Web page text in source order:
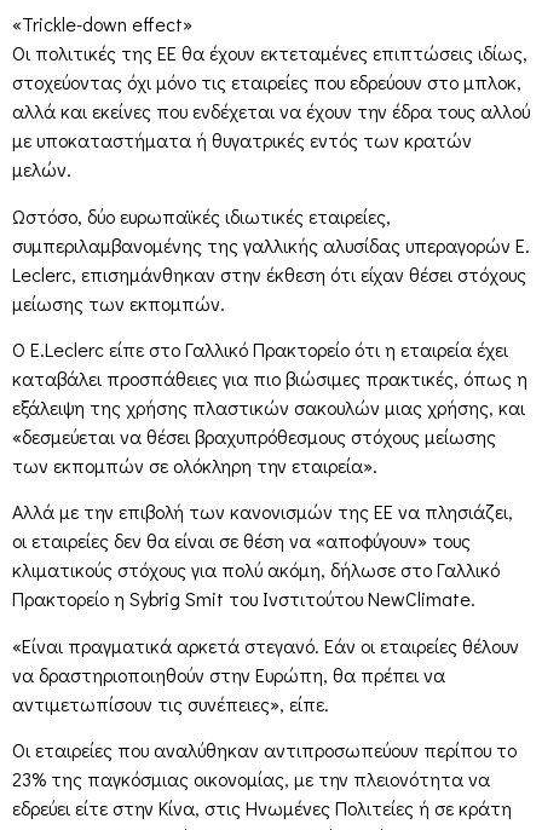
«Trickle-down effect»
Οι πολιτικές της ΕΕ θα έχουν εκτεταμένες επιπτώσεις ιδίως,
στοχεύοντας όχι μόνο τις εταιρείες που εδρεύουν στο μπλοκ,
αλλά και εκείνες που ενδέχεται να έχουν την έδρα τους αλλού
με υποκαταστήματα ή θυγατρικές εντός των κρατών
μελών.
Ωστόσο, δύο ευρωπαϊκές ιδιωτικές εταιρείες,
συμπεριλαμβανομένης της γαλλικής αλυσίδας υπεραγορών E.
Leclerc, επισημάνθηκαν στην έκθεση ότι είχαν θέσει στόχους
μείωσης των εκπομπών.
Ο E.Leclerc είπε στο Γαλλικό Πρακτορείο ότι η εταιρεία έχει
καταβάλει προσπάθειες για πιο βιώσιμες πρακτικές, όπως η
εξάλειψη της χρήσης πλαστικών σακουλών μιας χρήσης, και
«δεσμεύεται να θέσει βραχυπρόθεσμους στόχους μείωσης
των εκπομπών σε ολόκληρη την εταιρεία».
Αλλά με την επιβολή των κανονισμών της ΕΕ να πλησιάζει,
οι εταιρείες δεν θα είναι σε θέση να «αποφύγουν» τους
κλιματικούς στόχους για πολύ ακόμη, δήλωσε στο Γαλλικό
Πρακτορείο η Sybrig Smit του Ινστιτούτου NewClimate.
«Είναι πραγματικά αρκετά στεγανό. Εάν οι εταιρείες θέλουν
να δραστηριοποιηθούν στην Ευρώπη, θα πρέπει να
αντιμετωπίσουν τις συνέπειες», είπε.
Οι εταιρείες που αναλύθηκαν αντιπροσωπεύουν περίπου το
23% της παγκόσμιας οικονομίας, με την πλειονότητα να
εδρεύει είτε στην Κίνα, στις Ηνωμένες Πολιτείες ή σε κράτη